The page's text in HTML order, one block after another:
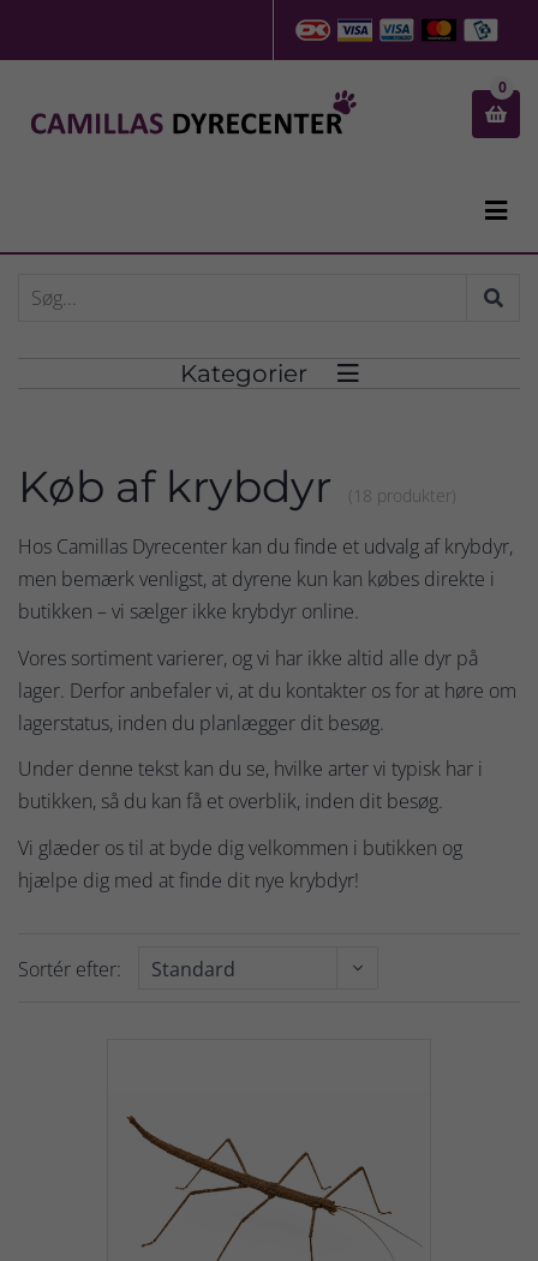

0

Kategorier 
Køb af krybdyr (18 produkter)
Hos Camillas Dyrecenter kan du finde et udvalg af krybdyr,
men bemærk venligst, at dyrene kun kan købes direkte i
butikken – vi sælger ikke krybdyr online.
Vores sortiment varierer, og vi har ikke altid alle dyr på
lager. Derfor anbefaler vi, at du kontakter os for at høre om
lagerstatus, inden du planlægger dit besøg.
Under denne tekst kan du se, hvilke arter vi typisk har i
butikken, så du kan få et overblik, inden dit besøg.
Vi glæder os til at byde dig velkommen i butikken og
hjælpe dig med at finde dit nye krybdyr!
Sortér efter: